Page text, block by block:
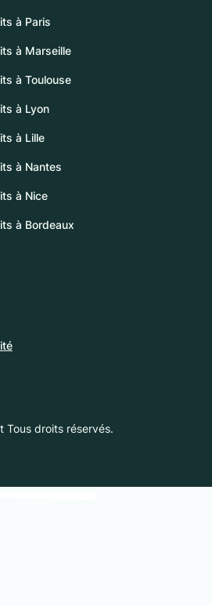
à Paris
à Marseille
à Toulouse
à Lyon
à Lille
à Nantes
à Nice
à Bordeaux
droits réservés.